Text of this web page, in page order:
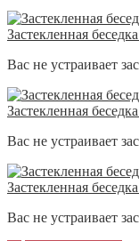
Застекленная
Вас не устраивает
Застекленная
Вас не устраивает
Застекленная
Вас не устраивает